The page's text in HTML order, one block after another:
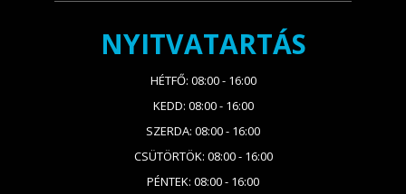
NYITVATARTÁS
HÉTFŐ: 08:00 - 16:00
KEDD: 08:00 - 16:00
SZERDA: 08:00 - 16:00
CSÜTÖRTÖK: 08:00 - 16:00
PÉNTEK: 08:00 - 16:00